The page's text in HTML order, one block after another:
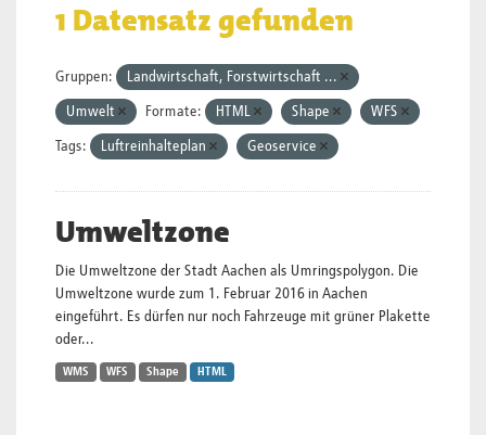
1 Datensatz gefunden
Gruppen: Landwirtschaft, Forstwirtschaft ...
Umwelt Formate: HTML Shape WFS
Tags: Luftreinhalteplan Geoservice
Umweltzone
Die Umweltzone der Stadt Aachen als Umringspolygon. Die
Umweltzone wurde zum 1. Februar 2016 in Aachen
eingeführt. Es dürfen nur noch Fahrzeuge mit grüner Plakette
oder...
WMS WFS Shape HTML